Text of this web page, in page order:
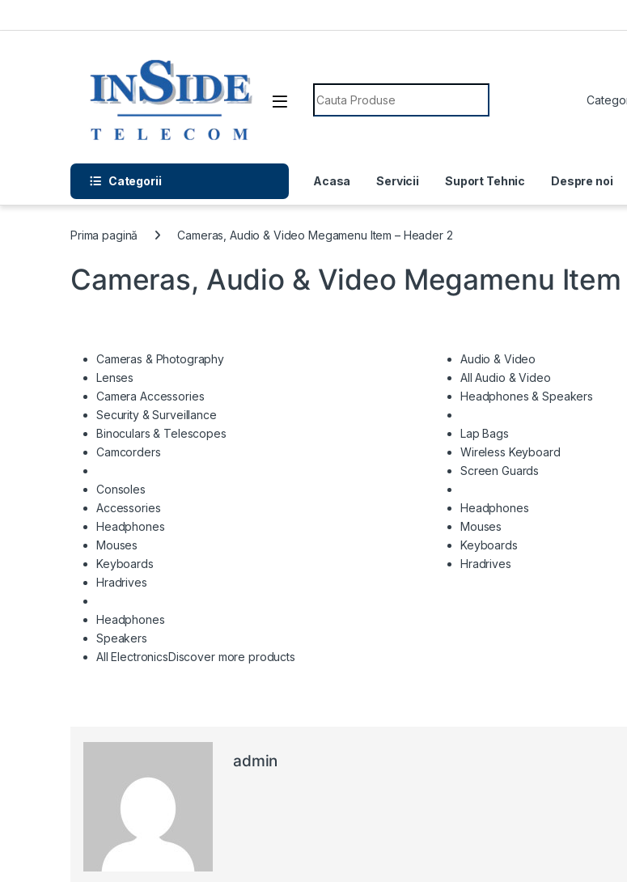
Search for:
Categorii Acasa Servicii Suport Tehnic Despre noi
Prima pagină Cameras, Audio & Video Megamenu Item – Header 2
Cameras, Audio & Video Megamenu
Cameras & Photography
Lenses
Camera Accessories
Security & Surveillance
Binoculars & Telescopes
Camcorders
Consoles
Accessories
Headphones
Mouses
Keyboards
Hradrives
Headphones
Speakers
All ElectronicsDiscover more products
Audio & Video
All Audio & Video
Headphones & Speakers
Lap Bags
Wireless Keyboard
Screen Guards
Headphones
Mouses
Keyboards
Hradrives
admin